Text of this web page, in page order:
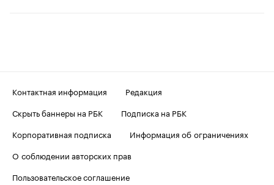
Контактная информация
Редакция
Скрыть баннеры на РБК
Подписка на РБК
Корпоративная подписка
Информация об ограничениях
О соблюдении авторских прав
Пользовательское соглашение